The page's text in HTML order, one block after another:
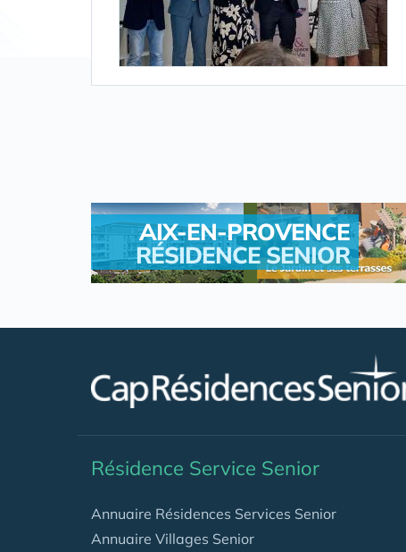
AIX-EN-PROVENCE
RÉSIDENCE SENIOR
Résidence Service Senior
Annuaire Résidences Services Senior
Annuaire Villages Senior